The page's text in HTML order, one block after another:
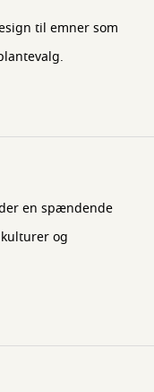
til emner som
en spændende
og